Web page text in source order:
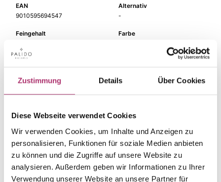
Zustimmung Details Über Cookies
Diese Webseite verwendet Cookies
Wir verwenden Cookies, um Inhalte und Anzeigen zu
personalisieren, Funktionen für soziale Medien anbieten
zu können und die Zugriffe auf unsere Website zu
analysieren. Außerdem geben wir Informationen zu Ihrer
Verwendung unserer Website an unsere Partner für
EAN
9010595694547
Alternativ
-
Feingehalt
Farbe
Länge
Stein